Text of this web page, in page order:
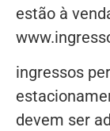
estão à
ingressos
devem ser